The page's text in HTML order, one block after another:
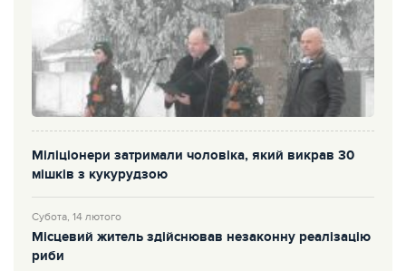
Міліціонери затримали чоловіка, який викрав 30
мішків з кукурудзою
Субота, 14 лютого
Місцевий житель здійснював незаконну реалізацію
риби